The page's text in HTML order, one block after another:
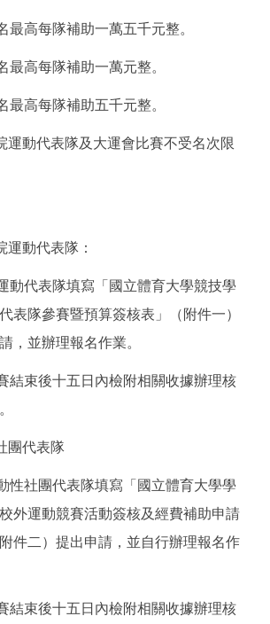
最高每隊補助一萬五千元整。
最高每隊補助一萬元整。
最高每隊補助五千元整。
運動代表隊及大運會比賽不受名次限
運動代表隊：
動代表隊填寫「國立體育大學競技學
表隊參賽暨預算簽核表」（附件一）
，並辦理報名作業。
結束後十五日內檢附相關收據辦理核
團代表隊
性社團代表隊填寫「國立體育大學學
外運動競賽活動簽核及經費補助申請
件二）提出申請，並自行辦理報名作
結束後十五日內檢附相關收據辦理核